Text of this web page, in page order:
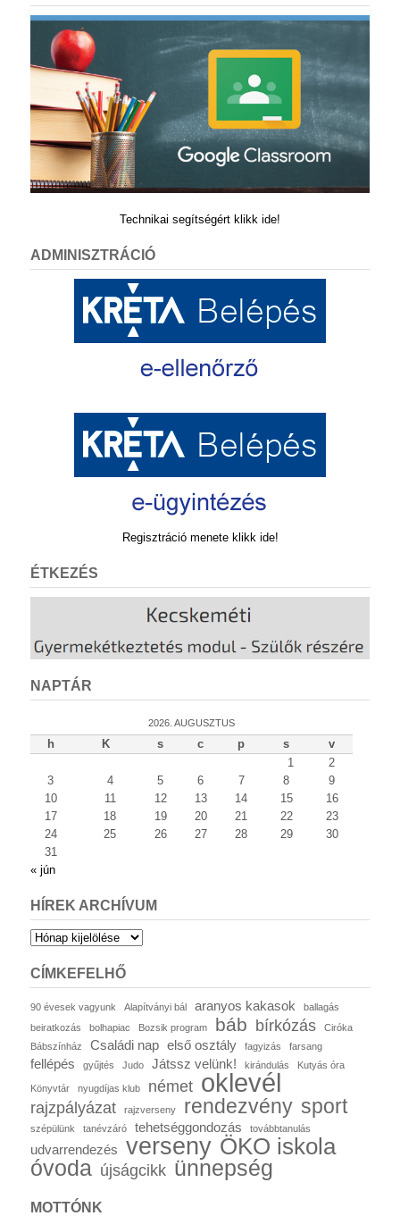
Technikai segítségért klikk ide!
ADMINISZTRÁCIÓ
Regisztráció menete klikk ide!
ÉTKEZÉS
NAPTÁR
2026. AUGUSZTUS
h K s c p s
v
1
2
3
4 5 6 7 8
9
10
11 12 13 14 15
16
17
18 19 20 21 22
23
24
25 26 27 28 29
30
31
« jún
HÍREK ARCHÍVUM
Hírek
CÍMKEFELHŐ
90 évesek vagyunk Alapítványi bál aranyos kakasok
ballagás
beiratkozás
bolhapiac Bozsik program báb bírkózás
Ciróka
Bábszínház
Családi nap első osztály fagyizás farsang
fellépés gyűjtés Judo Játssz velünk! kirándulás Kutyás óra
Könyvtár nyugdíjas klub német oklevél
rajzpályázat rajzverseny rendezvény sport
szépülünk tanévzáró tehetséggondozás továbbtanulás
udvarrendezés verseny ÖKO iskola
óvoda újságcikk ünnepség
MOTTÓNK